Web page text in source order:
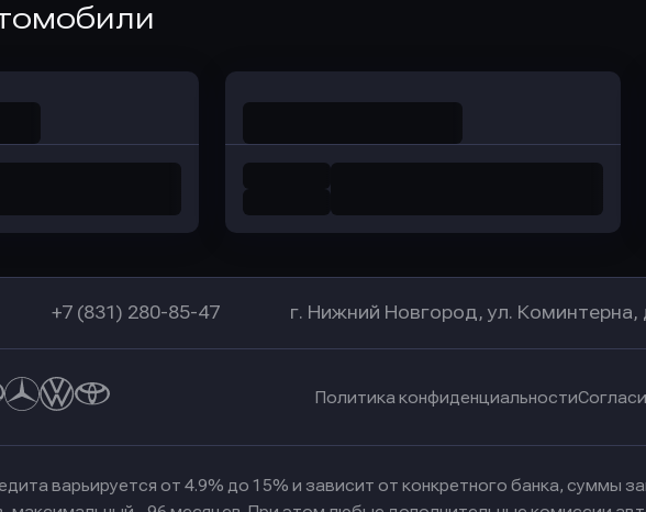
+7 (831) 280-85-47 г. Нижний Новгород, ул. Коминтерна,
Политика конфиденциальности
варьируется от 4.9% до 15% и зависит от конкретного банка, суммы